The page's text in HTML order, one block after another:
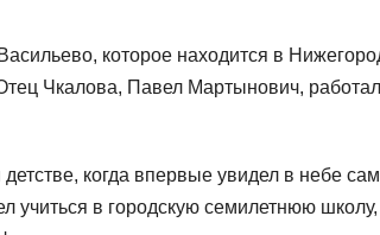
которое находится в
Чкалова, Павел Мартынович,
когда впервые увидел в небе
учиться в городскую семилетнюю школу,